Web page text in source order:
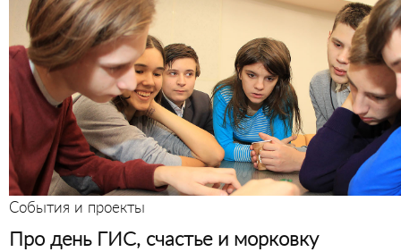
События и проекты
Про день ГИС, счастье и морковку